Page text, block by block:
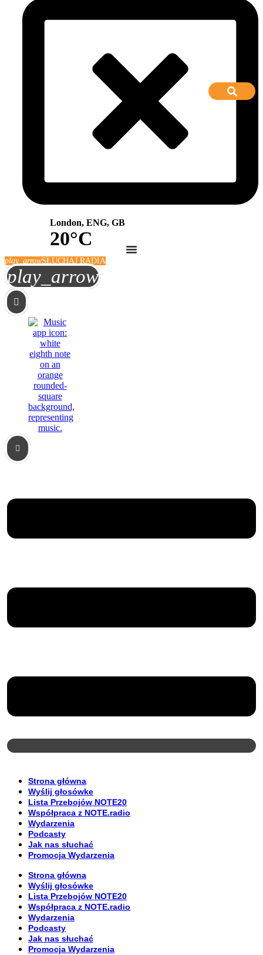
London, ENG, GB
20°C
play_arrowSŁUCHAJ RADIA
play_arrow
Strona główna
Wyślij głosówke
Lista Przebojów NOTE20
Współpraca z NOTE.radio
Wydarzenia
Podcasty
Jak nas słuchać
Promocja Wydarzenia
Strona główna
Wyślij głosówke
Lista Przebojów NOTE20
Współpraca z NOTE.radio
Wydarzenia
Podcasty
Jak nas słuchać
Promocja Wydarzenia